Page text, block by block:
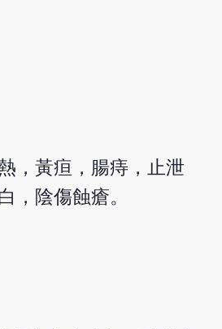
，黃疸，腸痔，止泄
，陰傷蝕瘡。